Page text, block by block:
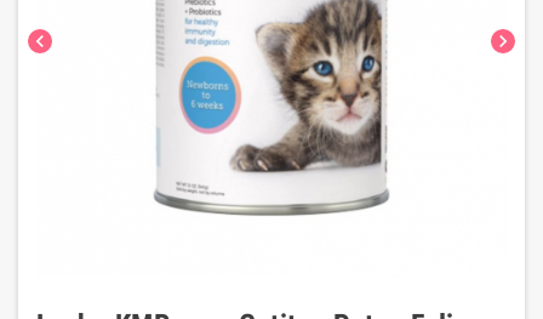
chevron_left chevron_right